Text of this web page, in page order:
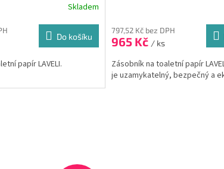
Skladem
Do košíku
papír LAVELI.
797,52 Kč bez DPH
965 Kč / ks
Zásobník na toaletní papír
je uzamykatelný, bezpečný a